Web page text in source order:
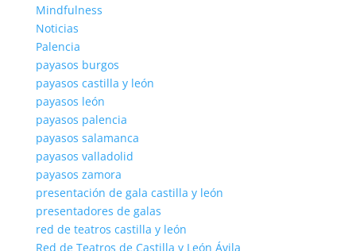
Mindfulness
Noticias
Palencia
payasos burgos
payasos castilla y león
payasos león
payasos palencia
payasos salamanca
payasos valladolid
payasos zamora
presentación de gala castilla y león
presentadores de galas
red de teatros castilla y león
Red de Teatros de Castilla y León Ávila